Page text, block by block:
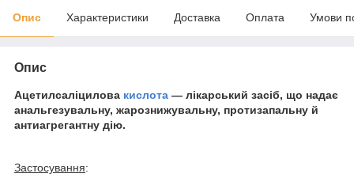
Опис Характеристики Доставка Оплата Умови
Опис
Ацетилсаліцилова кислота — лікарський засіб, що надає
анальгезувальну, жарознижувальну, протизапальну й
антиагрегантну дію.
Застосування: